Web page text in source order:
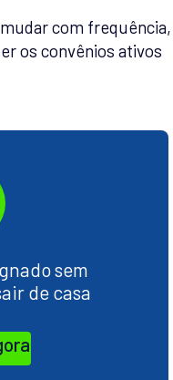
com frequência,
os convênios ativos
sem
de casa